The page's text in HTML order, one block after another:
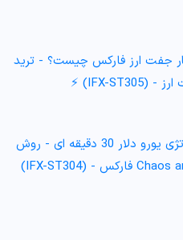
جفت ارز فارکس چیست؟ - ترید
💱 آموزش استراتژی یورو دلار 30 دقیقه ای - روش
Chaos and Momentum فارکس - (IFX-ST304)